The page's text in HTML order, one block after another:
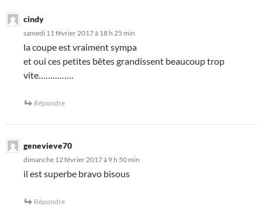
cindy
samedi 11 février 2017 à 18 h 25 min
la coupe est vraiment sympa
et oui ces petites bêtes grandissent beaucoup trop
vite……………
Répondre
genevieve70
dimanche 12 février 2017 à 9 h 50 min
il est superbe bravo bisous
Répondre